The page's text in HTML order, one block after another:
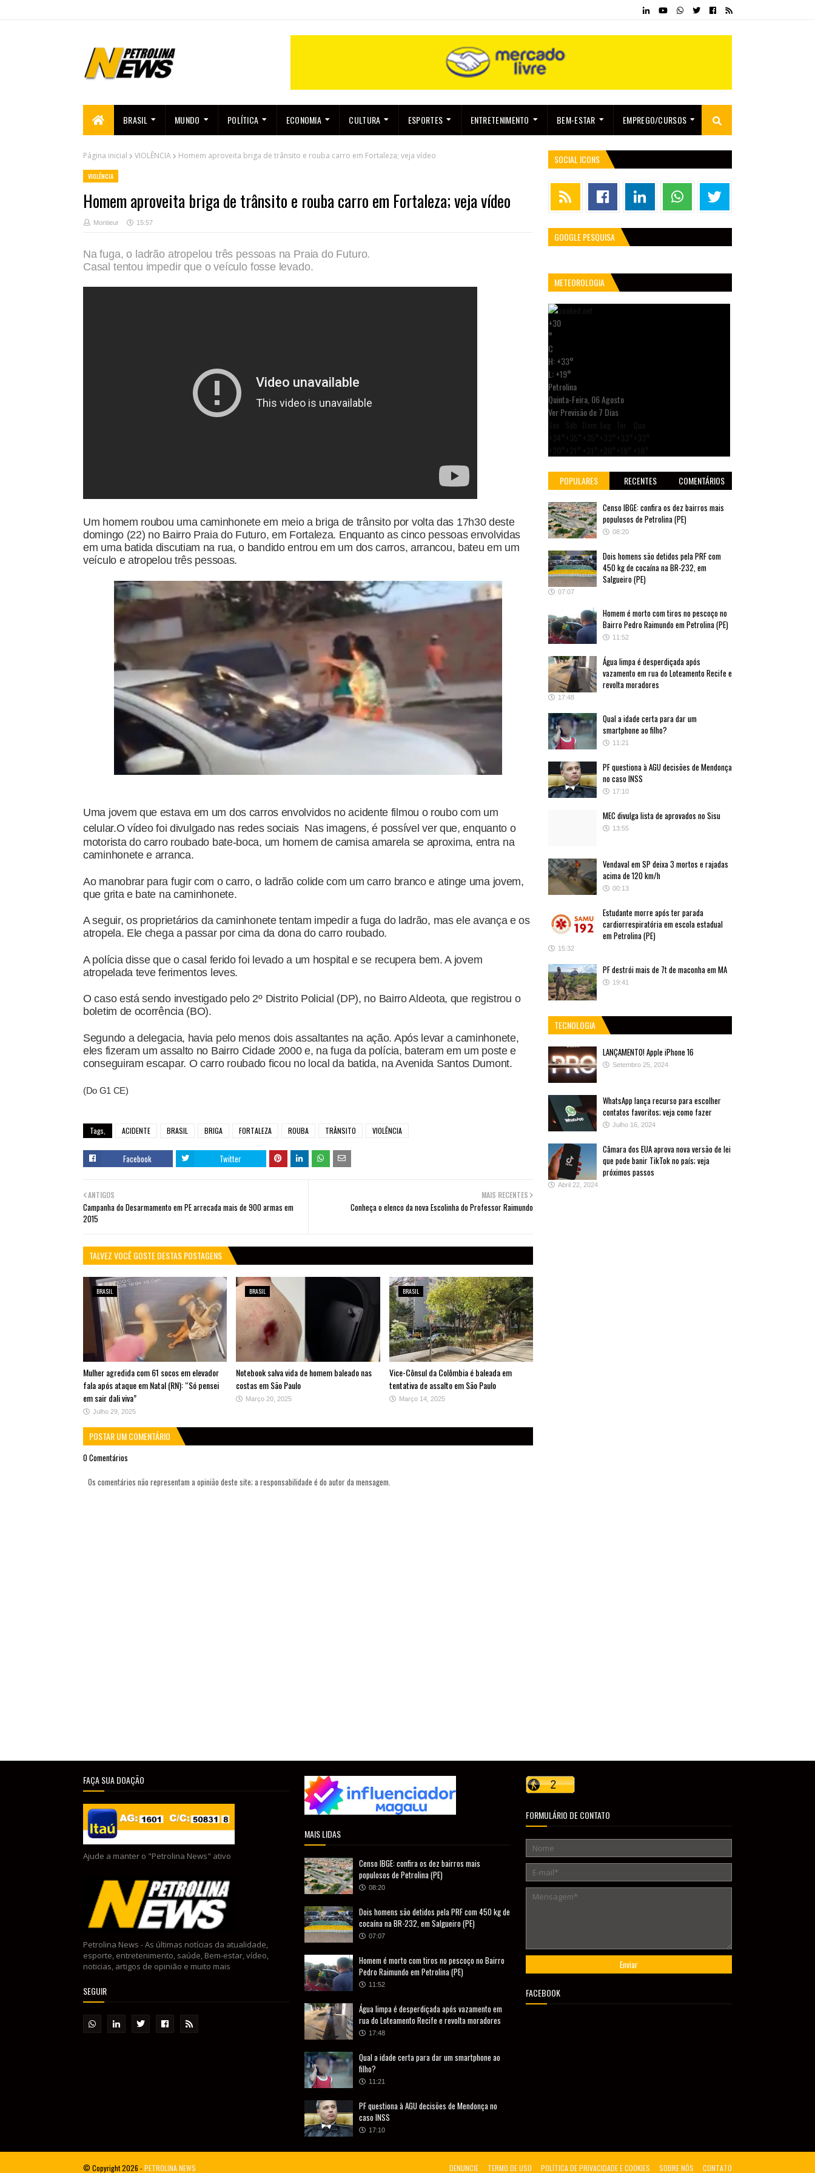
BRASIL MUNDO POLÍTICA ECONOMIA CULTURA ESPORTES ENTRETENIMENTO BEM-ESTAR EMPREGO/CURSOS
Página inicial VIOLÊNCIA Homem aproveita briga de trânsito e rouba carro em Fortaleza; veja vídeo
VIOLÊNCIA
Homem aproveita briga de trânsito e rouba carro em Fortaleza; veja vídeo
Montieur 15:57
Na fuga, o ladrão atropelou três pessoas na Praia do Futuro.
Casal tentou impedir que o veículo fosse levado.
Um homem roubou uma caminhonete em meio a briga de trânsito por volta das 17h30 deste
domingo (22) no Bairro Praia do Futuro, em Fortaleza. Enquanto as cinco pessoas envolvidas
em uma batida discutiam na rua, o bandido entrou em um dos carros, arrancou, bateu em um
veículo e atropelou três pessoas.
Uma jovem que estava em um dos carros envolvidos no acidente filmou o roubo com um
celular.O vídeo foi divulgado nas redes sociais Nas imagens, é possível ver que, enquanto o
motorista do carro roubado bate-boca, um homem de camisa amarela se aproxima, entra na
caminhonete e arranca.
Ao manobrar para fugir com o carro, o ladrão colide com um carro branco e atinge uma jovem,
que grita e bate na caminhonete.
A seguir, os proprietários da caminhonete tentam impedir a fuga do ladrão, mas ele avança e os
atropela. Ele chega a passar por cima da dona do carro roubado.
A polícia disse que o casal ferido foi levado a um hospital e se recupera bem. A jovem
atropelada teve ferimentos leves.
O caso está sendo investigado pelo 2º Distrito Policial (DP), no Bairro Aldeota, que registrou o
boletim de ocorrência (BO).
Segundo a delegacia, havia pelo menos dois assaltantes na ação. Após levar a caminhonete,
eles fizeram um assalto no Bairro Cidade 2000 e, na fuga da polícia, bateram em um poste e
conseguiram escapar. O carro roubado ficou no local da batida, na Avenida Santos Dumont.
(Do G1 CE)
Tags, ACIDENTE BRASIL BRIGA FORTALEZA ROUBA TRÂNSITO VIOLÊNCIA
Facebook Twitter
MAIS RECENTES
Conheça o elenco da nova Escolinha do Professor Raimundo
ANTIGOS
Campanha do Desarmamento em PE arrecada mais de 900 armas em
2015
TALVEZ VOCÊ GOSTE DESTAS POSTAGENS
BRASIL
Mulher agredida com 61 socos em elevador
fala após ataque em Natal (RN): “Só pensei
em sair dali viva”
Julho 29, 2025
BRASIL
Notebook salva vida de homem baleado nas
costas em São Paulo
Março 20, 2025
BRASIL
Vice-Cônsul da Colômbia é baleada em
tentativa de assalto em São Paulo
Março 14, 2025
POSTAR UM COMENTÁRIO
0 Comentários
Os comentários não representam a opinião deste site; a responsabilidade é do autor da mensagem.
SOCIAL ICONS
GOOGLE PESQUISA
METEOROLOGIA
+30
°
C
H:+33°
L:+19°
Petrolina
Quinta-Feira, 06 Agosto
Ver Previsão de 7 Dias
POPULARES RECENTES COMENTÁRIOS
Censo IBGE: confira os dez bairros mais
populosos de Petrolina (PE)
08:20
Dois homens são detidos pela PRF com
450 kg de cocaína na BR-232, em
Salgueiro (PE)
07:07
Homem é morto com tiros no pescoço no
Bairro Pedro Raimundo em Petrolina (PE)
11:52
Água limpa é desperdiçada após
vazamento em rua do Loteamento Recife e
revolta moradores
17:48
Qual a idade certa para dar um
smartphone ao filho?
11:21
PF questiona à AGU decisões de Mendonça
no caso INSS
17:10
MEC divulga lista de aprovados no Sisu
13:55
Vendaval em SP deixa 3 mortos e rajadas
acima de 120 km/h
00:13
Estudante morre após ter parada
cardiorrespiratória em escola estadual
em Petrolina (PE)
15:32
PF destrói mais de 7t de maconha em MA
19:41
TECNOLOGIA
LANÇAMENTO! Apple iPhone 16
Setembro 25, 2024
WhatsApp lança recurso para escolher
contatos favoritos; veja como fazer
Julho 16, 2024
Câmara dos EUA aprova nova versão de lei
que pode banir TikTok no país; veja
próximos passos
Abril 22, 2024
FAÇA SUA DOAÇÃO
Ajude a manter o "Petrolina News" ativo
Petrolina News - As últimas notícias da atualidade,
esporte, entretenimento, saúde, Bem-estar, vídeo,
noticias, artigos de opinião e muito mais
SEGUIR
MAIS LIDAS
Censo IBGE: confira os dez bairros mais
populosos de Petrolina (PE)
08:20
Dois homens são detidos pela PRF com 450 kg de
cocaína na BR-232, em Salgueiro (PE)
07:07
Homem é morto com tiros no pescoço no Bairro
Pedro Raimundo em Petrolina (PE)
11:52
Água limpa é desperdiçada após vazamento em
rua do Loteamento Recife e revolta moradores
17:48
Qual a idade certa para dar um smartphone ao
filho?
11:21
PF questiona à AGU decisões de Mendonça no
caso INSS
17:10
FORMULÁRIO DE CONTATO
FACEBOOK
DENUNCIE TERMO DE USO POLÍTICA DE PRIVACIDADE E COOKIES SOBRE NÓS CONTATO
© Copyright2026 -PETROLINA NEWS